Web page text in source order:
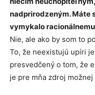
nadprirodzeným. Máte
vymykalo
Nie, ale ako by som to
To, že neexistujú upíri
presvedčený o tom, že
je pre mňa zdroj možnej